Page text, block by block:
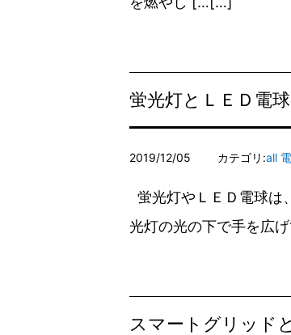
蛍光灯とＬＥＤ電
2019/12/05 カテゴリ:all
蛍光灯やＬＥＤ電球は
光灯の光の下で手を広
スマートグリッド